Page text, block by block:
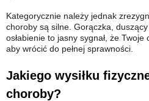
Kategorycznie należy jednak
choroby są silne. Gorączka,
osłabienie to jasny sygnał, że Twoje
aby wrócić do pełnej sprawności.
Jakiego wysiłku
choroby?